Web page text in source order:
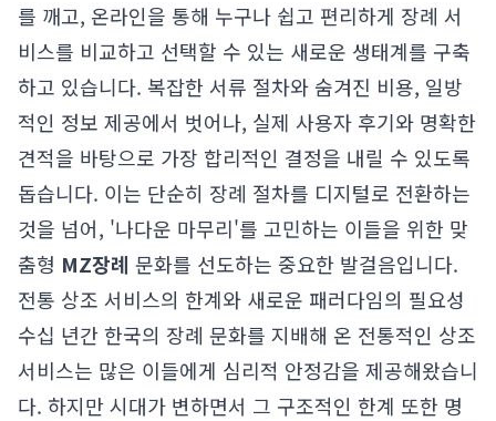
를 깨고, 온라인을 통해 누구나 쉽고 편리하게 장례 서
비스를 비교하고 선택할 수 있는 새로운 생태계를 구축
하고 있습니다. 복잡한 서류 절차와 숨겨진 비용, 일방
적인 정보 제공에서 벗어나, 실제 사용자 후기와 명확한
견적을 바탕으로 가장 합리적인 결정을 내릴 수 있도록
돕습니다. 이는 단순히 장례 절차를 디지털로 전환하는
것을 넘어, '나다운 마무리'를 고민하는 이들을 위한 맞
춤형 MZ장례 문화를 선도하는 중요한 발걸음입니다.
전통 상조 서비스의 한계와 새로운 패러다임의 필요성
수십 년간 한국의 장례 문화를 지배해 온 전통적인 상조
서비스는 많은 이들에게 심리적 안정감을 제공해왔습니
다. 하지만 시대가 변하면서 그 구조적인 한계 또한 명